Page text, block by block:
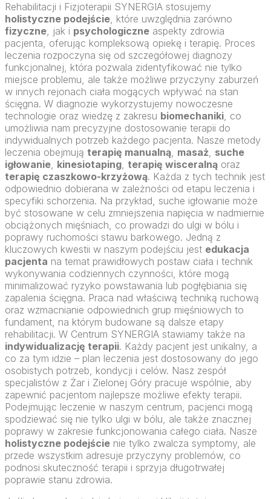
Rehabilitacji i Fizjoterapii SYNERGIA stosujemy
holistyczne podejście, które uwzględnia zarówno
fizyczne, jak i psychologiczne aspekty zdrowia
pacjenta, oferując kompleksową opiekę i terapię. Proces
leczenia rozpoczyna się od szczegółowej diagnozy
funkcjonalnej, która pozwala zidentyfikować nie tylko
miejsce problemu, ale także możliwe przyczyny zaburzeń
w innych rejonach ciała mogących wpływać na stan
ścięgna. W diagnozie wykorzystujemy nowoczesne
technologie oraz wiedzę z zakresu biomechaniki, co
umożliwia nam precyzyjne dostosowanie terapii do
indywidualnych potrzeb każdego pacjenta. Nasze metody
leczenia obejmują terapię manualną, masaż, suche
igłowanie, kinesiotaping, terapię wisceralną oraz
terapię czaszkowo-krzyżową. Każda z tych technik jest
odpowiednio dobierana w zależności od etapu leczenia i
specyfiki schorzenia. Na przykład, suche igłowanie może
być stosowane w celu zmniejszenia napięcia w nadmiernie
obciążonych mięśniach, co prowadzi do ulgi w bólu i
poprawy ruchomości stawu barkowego. Jedną z
kluczowych kwestii w naszym podejściu jest edukacja
pacjenta na temat prawidłowych postaw ciała i technik
wykonywania codziennych czynności, które mogą
minimalizować ryzyko powstawania lub pogłębiania się
zapalenia ścięgna. Praca nad właściwą techniką ruchową
oraz wzmacnianie odpowiednich grup mięśniowych to
fundament, na którym budowane są dalsze etapy
rehabilitacji. W Centrum SYNERGIA stawiamy także na
indywidualizację terapii. Każdy pacjent jest unikalny, a
co za tym idzie – plan leczenia jest dostosowany do jego
osobistych potrzeb, kondycji i celów. Nasz zespół
specjalistów z Żar i Zielonej Góry pracuje wspólnie, aby
zapewnić pacjentom najlepsze możliwe efekty terapii.
Podejmując leczenie w naszym centrum, pacjenci mogą
spodziewać się nie tylko ulgi w bólu, ale także znacznej
poprawy w zakresie funkcjonowania całego ciała. Nasze
holistyczne podejście nie tylko zwalcza symptomy, ale
przede wszystkim adresuje przyczyny problemów, co
podnosi skuteczność terapii i sprzyja długotrwałej
poprawie stanu zdrowia.